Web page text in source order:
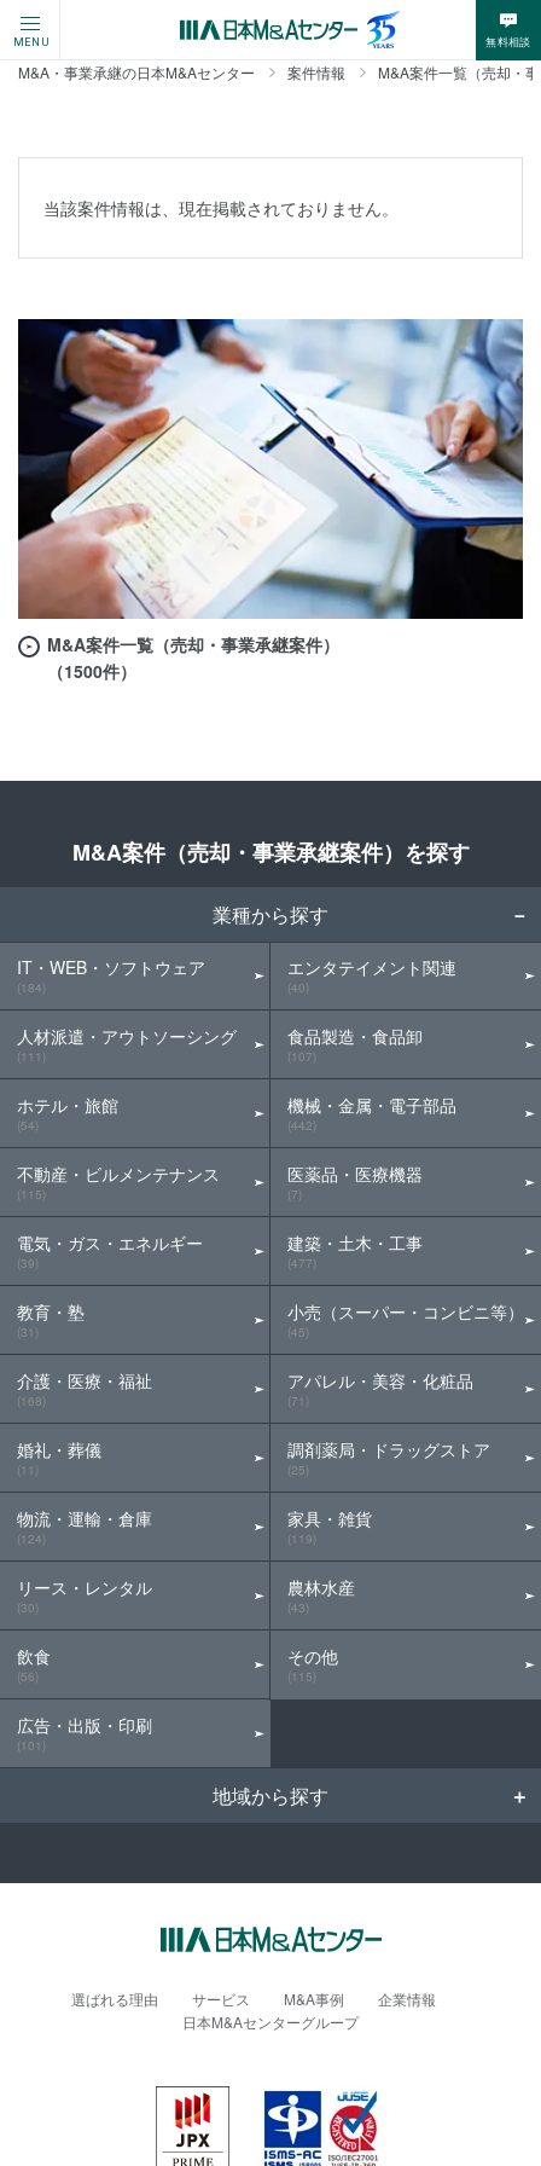
MENU 無料相談
M&A・事業承継の日本M&Aセンター 案件情報 M&A案件一覧（売却・
当該案件情報は、現在掲載されておりません。
M&A案件一覧（売却・事業承継案件）
（1500件）
M&A案件（売却・事業承継案件）を探す
業種から探す
IT・WEB・ソフトウェア
(184)
人材派遣・アウトソーシング
(111)
ホテル・旅館
(54)
不動産・ビルメンテナンス
(115)
電気・ガス・エネルギー
(39)
教育・塾
(31)
介護・医療・福祉
(168)
婚礼・葬儀
(11)
物流・運輸・倉庫
(124)
リース・レンタル
(30)
飲食
(56)
広告・出版・印刷
(101)
エンタテイメント関連
(40)
食品製造・食品卸
(107)
機械・金属・電子部品
(442)
医薬品・医療機器
(7)
建築・土木・工事
(477)
小売（スーパー・コンビニ等）
(45)
アパレル・美容・化粧品
(71)
調剤薬局・ドラッグストア
(25)
家具・雑貨
(119)
農林水産
(43)
その他
(115)
地域から探す
選ばれる理由 サービス M&A事例
企業情報
日本M&Aセンターグループ